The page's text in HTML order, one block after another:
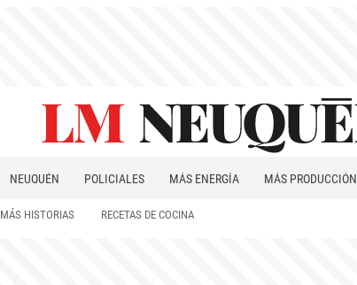
NEUQUÉN POLICIALES MÁS ENERGÍA MÁS PRODUCCIÓN
MÁS HISTORIAS RECETAS DE COCINA